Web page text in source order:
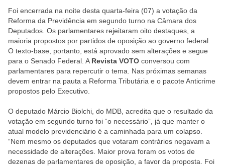
Foi encerrada na noite desta quarta-feira (07) a votação da
Reforma da Previdência em segundo turno na Câmara dos
Deputados. Os parlamentares rejeitaram oito destaques, a
maioria propostos por partidos de oposição ao governo federal.
O texto-base, portanto, está aprovado sem alterações e segue
para o Senado Federal. A Revista VOTO conversou com
parlamentares para repercutir o tema. Nas próximas semanas
devem entrar na pauta a Reforma Tributária e o pacote Anticrime
propostos pelo Executivo.
O deputado Márcio Biolchi, do MDB, acredita que o resultado da
votação em segundo turno foi “o necessário”, já que manter o
atual modelo previdenciário é a caminhada para um colapso.
“Nem mesmo os deputados que votaram contrários negavam a
necessidade de alterações. Maior prova foram os votos de
dezenas de parlamentares de oposição, a favor da proposta. Foi